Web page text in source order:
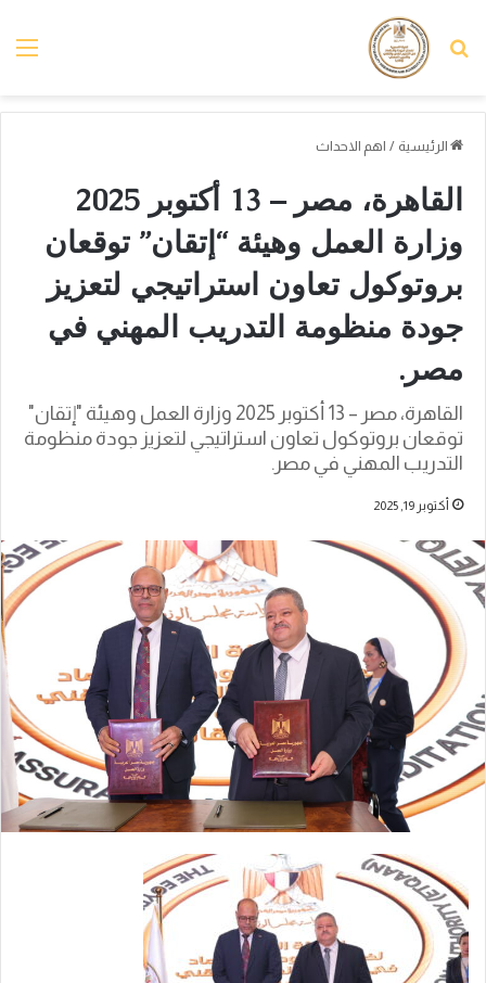
بحث عن
الرئيسية / اهم الاحداث
القاهرة، مصر – 13 أكتوبر 2025
وزارة العمل وهيئة “إتقان” توقعان
بروتوكول تعاون استراتيجي لتعزيز
جودة منظومة التدريب المهني في
مصر.
القاهرة، مصر – 13 أكتوبر 2025 وزارة العمل وهيئة "إتقان"
توقعان بروتوكول تعاون استراتيجي لتعزيز جودة منظومة
التدريب المهني في مصر.
أكتوبر 19, 2025